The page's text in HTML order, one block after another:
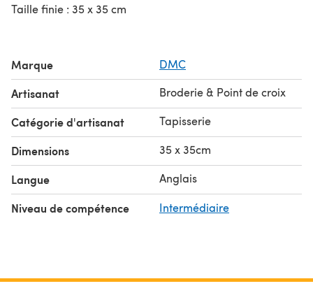
Taille finie : 35 x 35 cm
Marque DMC
Artisanat Broderie & Point de croix
Catégorie d'artisanat Tapisserie
Dimensions 35 x 35cm
Langue Anglais
Niveau de compétence Intermédiaire